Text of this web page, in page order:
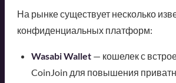
На рынке существует несколько
конфиденциальных платформ:
Wasabi Wallet— кошелек с
CoinJoin для повышения